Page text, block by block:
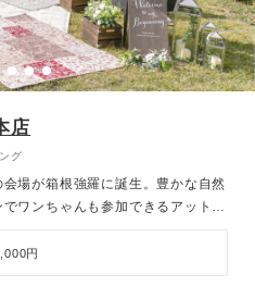
店
グ
場が箱根強羅に誕生。豊かな自然
ワンちゃんも参加できるアットホ
と泊まれるお宿」として数々の受
クホテル」を一棟貸切できるの
時間をゆっくりとご堪能いただけ
円